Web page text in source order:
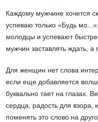
Каждому мужчине хочется
успеваю только «Будь
молодцы и успевают
мужчин заставлять ждать,
Для женщин нет слова
если еще добавляется
буквально тает на глазах.
сердца, радость для взора,
поменять это слово на